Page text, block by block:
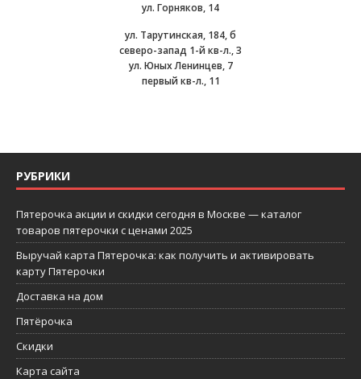
ул. Горняков, 14
ул. Тарутинская, 184, б
северо-запад 1-й кв-л., 3
ул. Юных Ленинцев, 7
первый кв-л., 11
РУБРИКИ
Пятерочка акции и скидки сегодня в Москве — каталог
товаров пятерочки с ценами 2025
Выручай карта Пятерочка: как получить и активировать
карту Пятерочки
Доставка на дом
Пятёрочка
Скидки
Карта сайта